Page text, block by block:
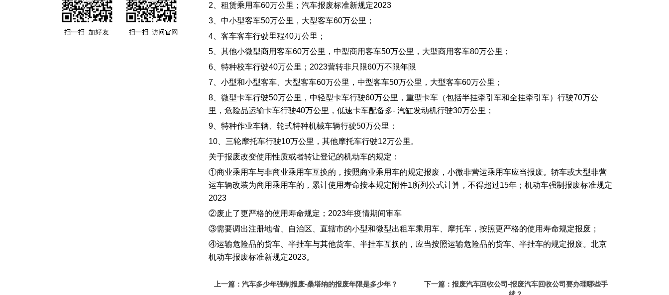
2、租赁乘用车60万公里；汽车报废标准新规定2023
3、中小型客车50万公里，大型客车60万公里；
4、客车客车行驶里程40万公里；
5、其他小微型商用客车60万公里，中型商用客车50万公里，大型商用客车80万公里；
6、特种校车行驶40万公里；2023营转非只限60万不限年限
​7、小型和小型客车、大型客车60万公里，中型客车50万公里，大型客车60万公里；
8、微型卡车行驶50万公里，中轻型卡车行驶60万公里，重型卡车（包括半挂牵引车和全挂牵引车）行驶70万公
里，危险品运输卡车行驶40万公里，低速卡车配备多- 汽缸发动机行驶30万公里；
9、特种作业车辆、轮式特种机械车辆行驶50万公里；
10、三轮摩托车行驶10万公里，其他摩托车行驶12万公里。
关于报废改变使用性质或者转让登记的机动车的规定：
①商业乘用车与非商业乘用车互换的，按照商业乘用车的规定报废，小微非营运乘用车应当报废。轿车或大型非营
运车辆改装为商用乘用车的，累计使用寿命按本规定附件1所列公式计算，不得超过15年；机动车强制报废标准规定
2023
②废止了更严格的使用寿命规定；2023年疫情期间审车
③需要调出注册地省、自治区、直辖市的小型和微型出租车乘用车、摩托车，按照更严格的使用寿命规定报废；
④运输危险品的货车、半挂车与其他货车、半挂车互换的，应当按照运输危险品的货车、半挂车的规定报废。北京
机动车报废标准新规定2023。
上一篇：汽车多少年强制报废-桑塔纳的报废年限是多少年？ 下一篇： 报废汽车回收公司-报废汽车回收公司要办理哪些手